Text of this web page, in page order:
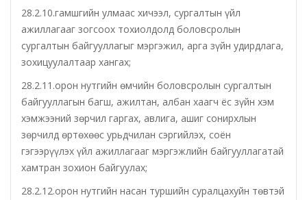
Эрдэнэтийн ДЦС ТӨХК
Сум дундын ойн анги
Музей
Нийтлэг үйлчилгээний алба
Хот байгуулалт, барилга захиалагчийн алба утүг
28.2.10.гамшгийн улмаас хичээл, сургалтын үйл
ажиллагааг зогсоох тохиолдолд боловсролын
сургалтын байгууллагыг мэргэжил, арга зүйн удирдлага,
зохицуулалтаар хангах;
28.2.11.орон нутгийн өмчийн боловсролын сургалтын
байгууллагын багш, ажилтан, албан хаагч ёс зүйн хэм
хэмжээний зөрчил гаргах, авлига, ашиг сонирхлын
зөрчилд өртөхөөс урьдчилан сэргийлэх, соён
гэгээрүүлэх үйл ажиллагааг мэргэжлийн байгууллагатай
хамтран зохион байгуулах;
28.2.12.орон нутгийн насан туршийн суралцахуйн төвтэй